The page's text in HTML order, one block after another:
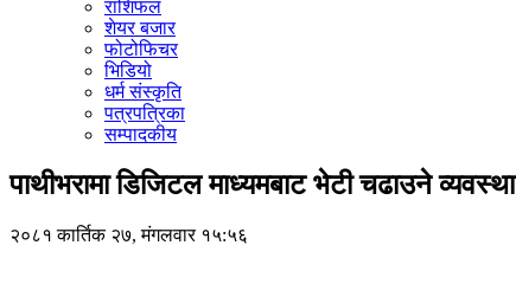
राशिफल
शेयर बजार
फोटोफिचर
भिडियो
धर्म संस्कृति
पत्रपत्रिका
सम्पादकीय
पाथीभरामा डिजिटल माध्यमबाट भेटी चढाउने व्यवस्था
२०८१ कार्तिक २७, मंगलवार १५:५६